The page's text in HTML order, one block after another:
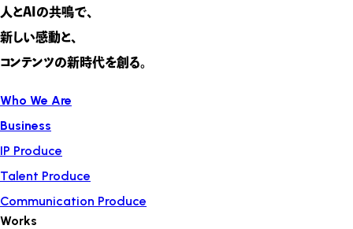
人とAIの共鳴で、
新しい感動と、
コンテンツの新時代を創る。
Who We Are
Business
IP Produce
Talent Produce
Communication Produce
Works